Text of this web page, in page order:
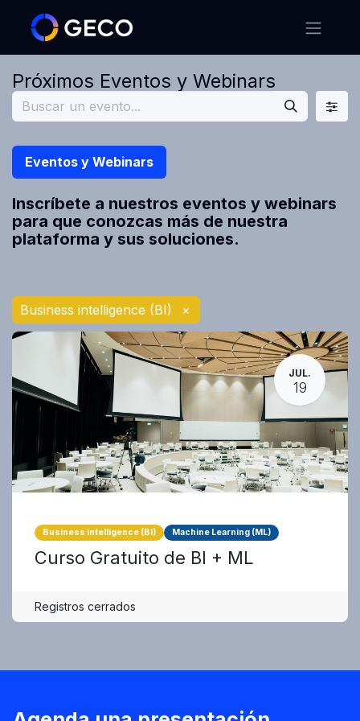
Próximos Eventos y Webinars
Eventos y Webinars
Inscríbete a nuestros eventos y webinars
para que conozcas más de nuestra
plataforma y sus soluciones.
Business intelligence (BI) ×
JUL.
19
Business intelligence (BI) Machine Learning (ML)
Curso Gratuito de BI + ML
Registros cerrados